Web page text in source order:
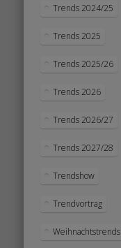
Trends 2024/25
Trends 2025
Trends 2025/26
Trends 2026
Trends 2026/27
Trends 2027/28
Trendshow
Trendvortrag
Weihnachtstrends